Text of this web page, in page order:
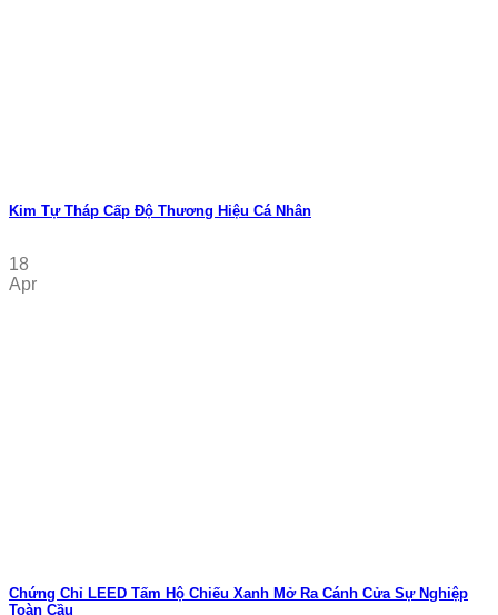
Kim Tự Tháp Cấp Độ Thương Hiệu Cá Nhân
18
Apr
Chứng Chỉ LEED Tấm Hộ Chiếu Xanh Mở Ra Cánh Cửa Sự Nghiệp
Toàn Cầu